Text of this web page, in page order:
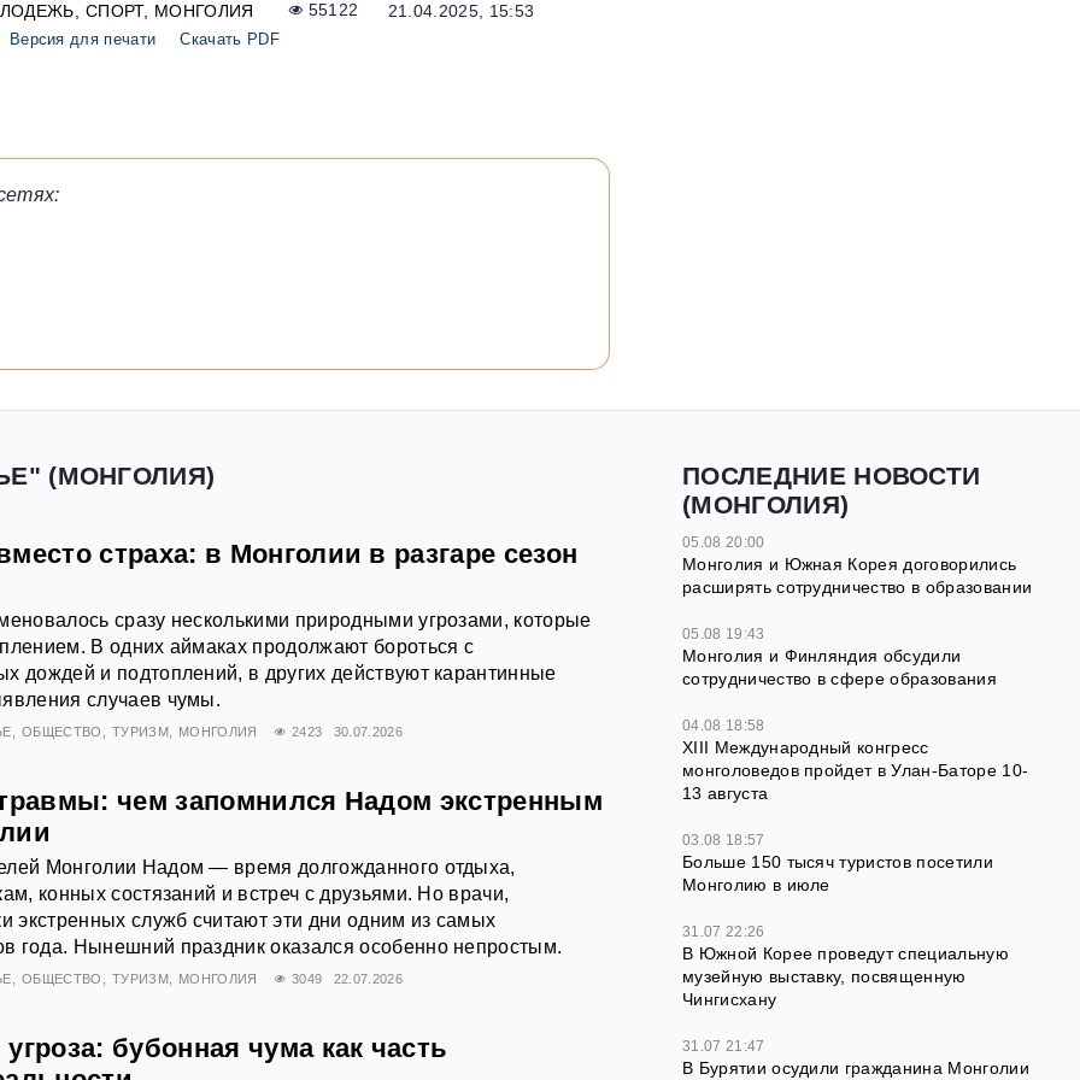
СПОРТ МОНГОЛИЯ 55122 21.04.2025, 15:53
Версия для печати Скачать PDF
(МОНГОЛИЯ)
страха: в Монголии в разгаре сезон
сразу несколькими природными угрозами, которые
В одних аймаках продолжают бороться с
дождей и подтоплений, в других действуют карантинные
случаев чумы.
ОБЩЕСТВО ТУРИЗМ МОНГОЛИЯ 2423 30.07.2026
чем запомнился Надом экстренным
Монголии Надом — время долгожданного отдыха,
конных состязаний и встреч с друзьями. Но врачи,
экстренных служб считают эти дни одним из самых
года. Нынешний праздник оказался особенно непростым.
ОБЩЕСТВО ТУРИЗМ МОНГОЛИЯ 3049 22.07.2026
бубонная чума как часть
ПОСЛЕДНИЕ НОВОСТИ
(МОНГОЛИЯ)
05.08 20:00
Монголия и Южная Корея договорились
расширять сотрудничество в образовании
05.08 19:43
Монголия и Финляндия обсудили
сотрудничество в сфере образования
04.08 18:58
XIII Международный конгресс
монголоведов пройдет в Улан-Баторе 10-
13 августа
03.08 18:57
Больше 150 тысяч туристов посетили
Монголию в июле
31.07 22:26
В Южной Корее проведут специальную
музейную выставку, посвященную
Чингисхану
31.07 21:47
В Бурятии осудили гражданина Монголии